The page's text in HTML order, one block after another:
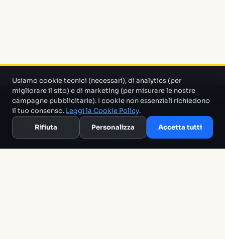
Un progetto di Marco Monty Montemagno
che cerca in mezzo al casino e ti porta solo quello che serve.
Glossario
Usiamo cookie tecnici (necessari), di analytics (per
migliorare il sito) e di marketing (per misurare le nostre
campagne pubblicitarie). I cookie non essenziali richiedono
il tuo consenso. Leggi la Cookie Policy.
Rifiuta
Personalizza Accetta tutti